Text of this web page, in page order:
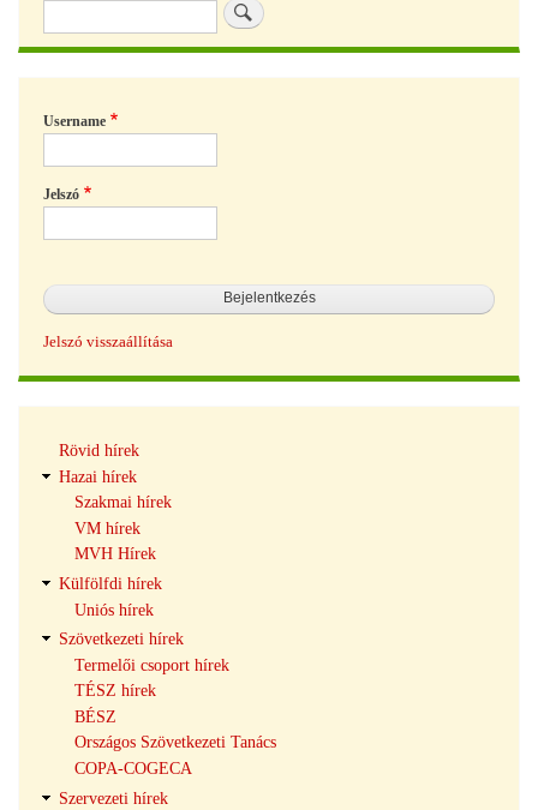
Username
Jelszó
Jelszó visszaállítása
navigáció
Rövid hírek
Hazai hírek
Szakmai hírek
VM hírek
MVH Hírek
Külfölfdi hírek
Uniós hírek
Szövetkezeti hírek
Termelői csoport hírek
TÉSZ hírek
BÉSZ
Országos Szövetkezeti Tanács
COPA-COGECA
Szervezeti hírek